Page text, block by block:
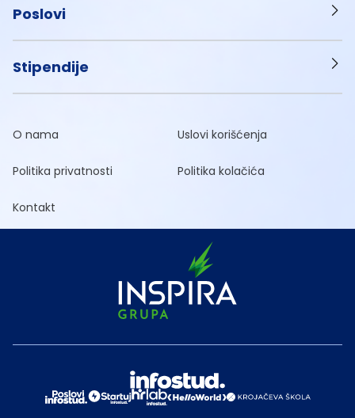
Poslovi
Stipendije
O nama Uslovi korišćenja
Politika privatnosti Politika kolačića
Kontakt